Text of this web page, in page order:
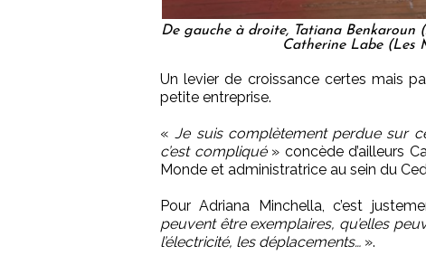
De gauche à droite, Tatiana Benkaroun
Catherine Labe (Les
Un levier de croissance certes mais
petite entreprise.
«Je suis complètement perdue sur
c’est compliqué» concède d’ailleurs
Monde et administratrice au sein du
Pour Adriana Minchella, c’est
peuvent être exemplaires, qu’elles
l’électricité, les déplacements… ».